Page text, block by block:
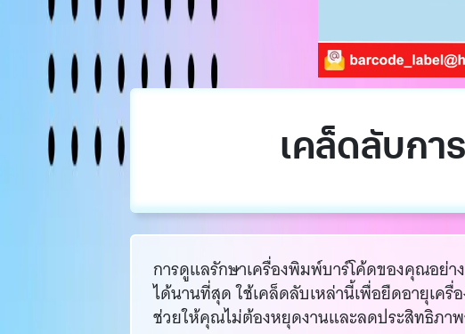
เคล็ดลับกา
การดูแลรักษาเครื่องพิมพ์บาร์โค้ดของคุณอย่
ได้นานที่สุด ใช้เคล็ดลับเหล่านี้เพื่อยืดอายุเค
ช่วยให้คุณไม่ต้องหยุดงานและลดประสิทธิภา